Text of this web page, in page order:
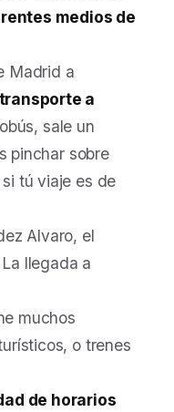
medios de
Madrid a
a
sale un
pinchar sobre
tú viaje es de
Alvaro, el
llegada a
muchos
o trenes
de horarios